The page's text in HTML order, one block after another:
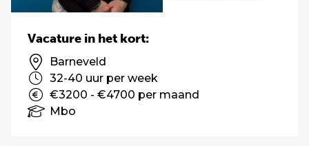
Vacature in het kort:
Barneveld
32-40 uur per week
€3200 - €4700 per maand
Mbo